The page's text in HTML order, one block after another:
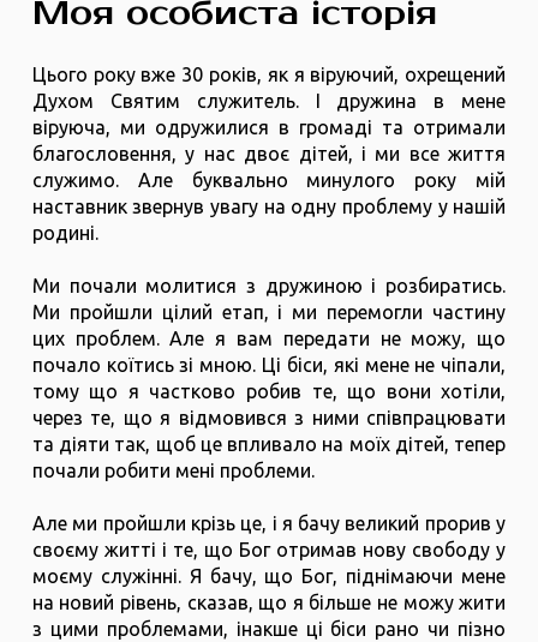
Моя особиста історія
Цього року вже 30 років, як я віруючий, охрещений
Духом Святим служитель. І дружина в мене
віруюча, ми одружилися в громаді та отримали
благословення, у нас двоє дітей, і ми все життя
служимо. Але буквально минулого року мій
наставник звернув увагу на одну проблему у нашій
родині.
Ми почали молитися з дружиною і розбиратись.
Ми пройшли цілий етап, і ми перемогли частину
цих проблем. Але я вам передати не можу, що
почало коїтись зі мною. Ці біси, які мене не чіпали,
тому що я частково робив те, що вони хотіли,
через те, що я відмовився з ними співпрацювати
та діяти так, щоб це впливало на моїх дітей, тепер
почали робити мені проблеми.
Але ми пройшли крізь це, і я бачу великий прорив у
своєму житті і те, що Бог отримав нову свободу у
моєму служінні. Я бачу, що Бог, піднімаючи мене
на новий рівень, сказав, що я більше не можу жити
з цими проблемами, інакше ці біси рано чи пізно